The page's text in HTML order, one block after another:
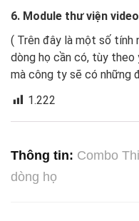
6. Module thư viện video
( Trên đây là một số tính
dòng họ cần có, tùy theo
mà công ty sẽ có những
1.222
Thông tin: Combo
dòng họ